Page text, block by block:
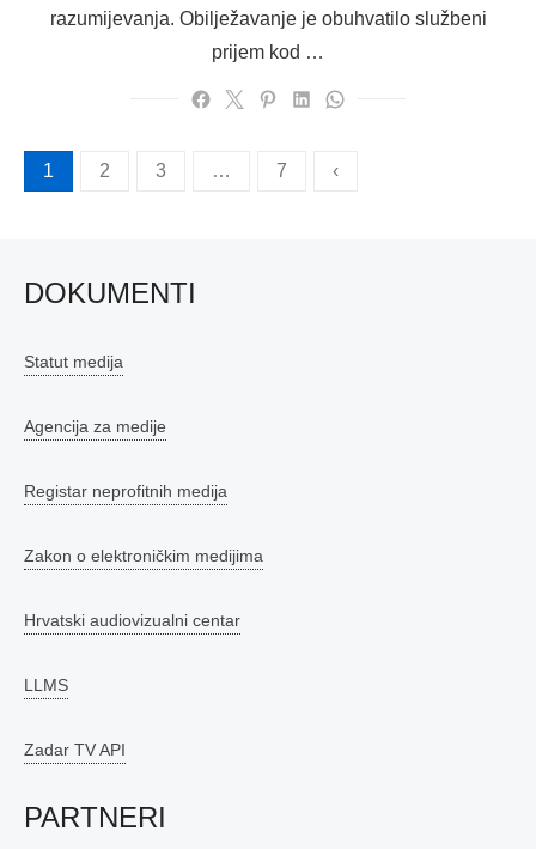
razumijevanja. Obilježavanje je obuhvatilo službeni
prijem kod …
Brojevi
1 2 3 … 7 ‹
DOKUMENTI
Statut medija
Agencija za medije
Registar neprofitnih medija
Zakon o elektroničkim medijima
Hrvatski audiovizualni centar
LLMS
Zadar TV API
PARTNERI